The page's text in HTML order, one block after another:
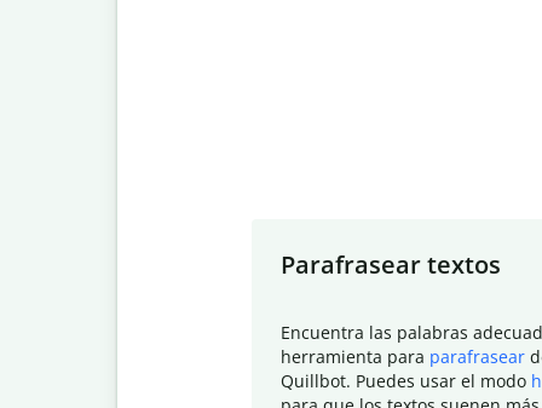
Parafrasear textos
Encuentra las palabras
herramienta para parafrasear
Quillbot. Puedes usar el modo